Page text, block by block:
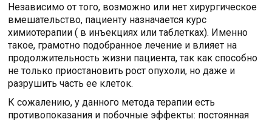
Независимо от того, возможно или нет хирургическое
вмешательство, пациенту назначается курс
химиотерапии ( в инъекциях или таблетках). Именно
такое, грамотно подобранное лечение и влияет на
продолжительность жизни пациента, так как способно
не только приостановить рост опухоли, но даже и
разрушить часть ее клеток.
К сожалению, у данного метода терапии есть
противопоказания и побочные эффекты: постоянная